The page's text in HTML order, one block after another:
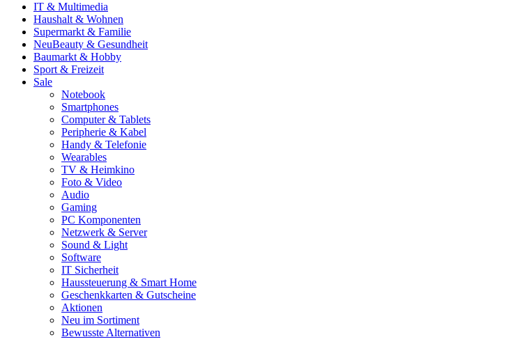
IT & Multimedia
Haushalt & Wohnen
Supermarkt & Familie
NeuBeauty & Gesundheit
Baumarkt & Hobby
Sport & Freizeit
Sale
Notebook
Smartphones
Computer & Tablets
Peripherie & Kabel
Handy & Telefonie
Wearables
TV & Heimkino
Foto & Video
Audio
Gaming
PC Komponenten
Netzwerk & Server
Sound & Light
Software
IT Sicherheit
Haussteuerung & Smart Home
Geschenkkarten & Gutscheine
Aktionen
Neu im Sortiment
Bewusste Alternativen